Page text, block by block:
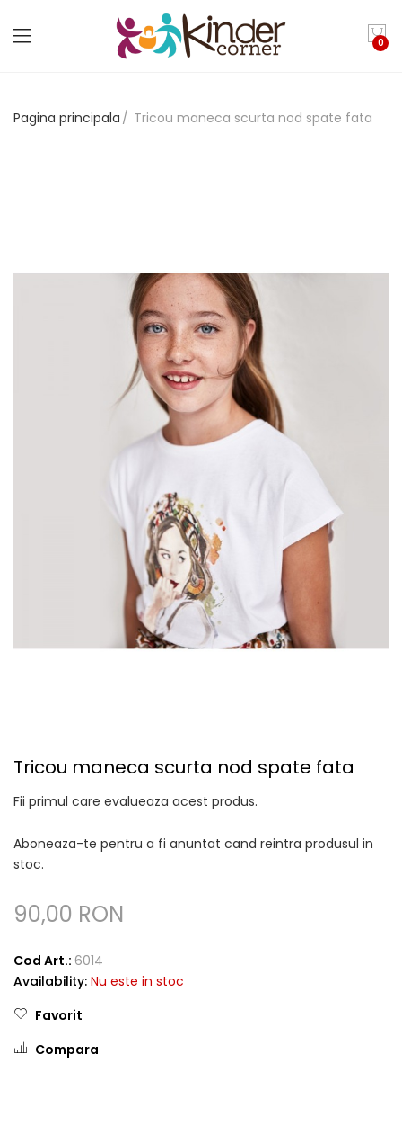
0
Pagina principala Tricou maneca scurta nod spate fata
Tricou maneca scurta nod spate fata
Fii primul care evalueaza acest produs.
Aboneaza-te pentru a fi anuntat cand reintra produsul in
stoc.
90,00 RON
Cod Art.: 6014
Availability: Nu este in stoc
Favorit
Compara